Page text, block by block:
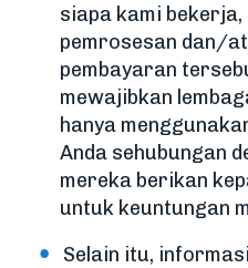
siapa kami
pemrosesan dan/
pembayaran
mewajibkan
hanya
Anda sehubungan
mereka berikan
untuk keuntungan
Selain itu,